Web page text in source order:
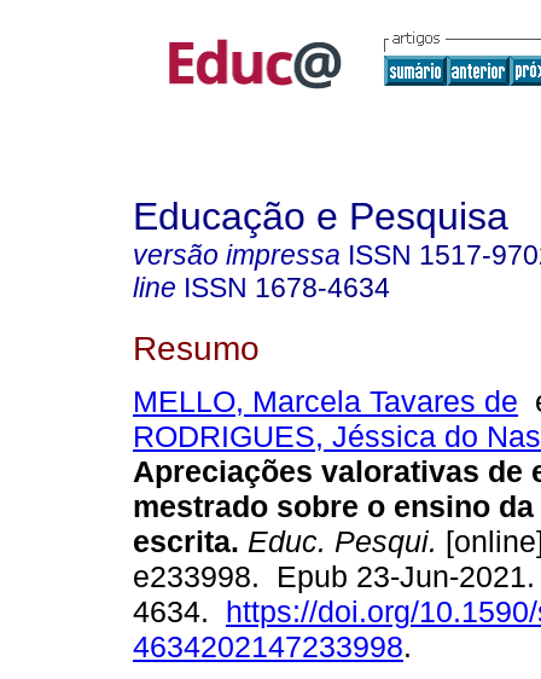
Educação e Pesquisa
versão impressa ISSN 1517-
line ISSN 1678-4634
Resumo
MELLO, Marcela Tavares de
RODRIGUES, Jéssica do
Apreciações valorativas de
mestrado sobre o ensino
escrita. Educ. Pesqui.
e233998. Epub 23-Jun-
4634. https://doi.org/
4634202147233998.